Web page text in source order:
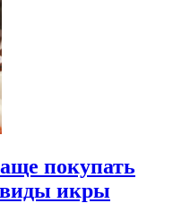
покупать
виды икры